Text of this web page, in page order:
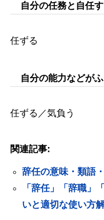
自分の任務と自任
任ずる
自分の能力などが
任ずる／気負う
関連記事:
辞任の意味・類語
「辞任」「辞職」
いと適切な使い方